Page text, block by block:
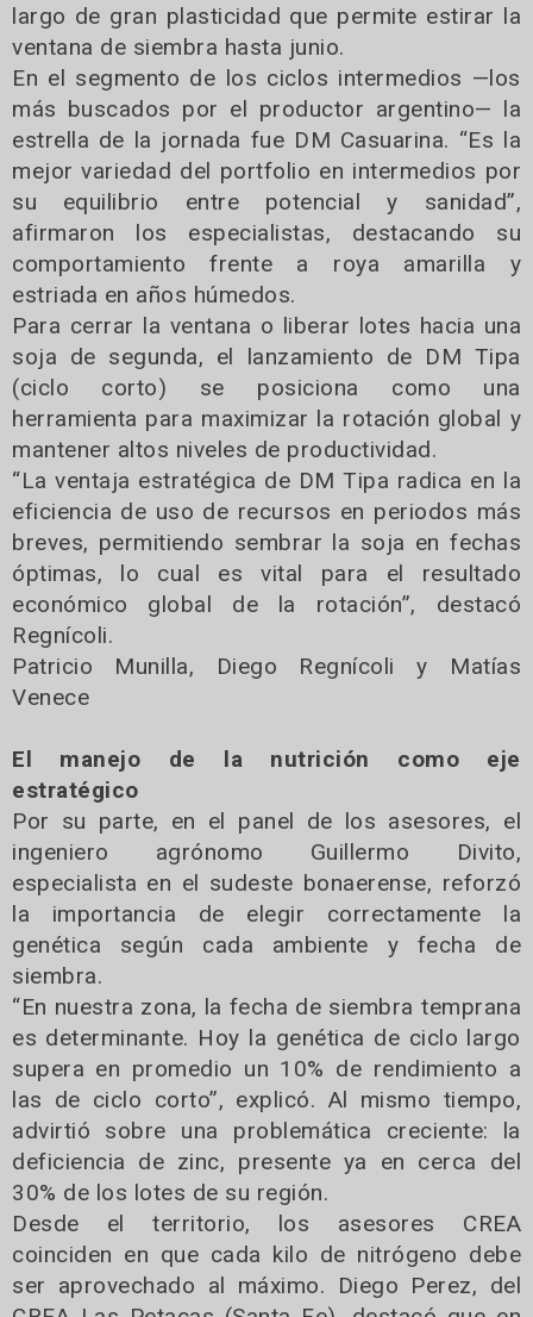
largo de gran plasticidad que permite estirar la
ventana de siembra hasta junio.
En el segmento de los ciclos intermedios —los
más buscados por el productor argentino— la
estrella de la jornada fue DM Casuarina. “Es la
mejor variedad del portfolio en intermedios por
su equilibrio entre potencial y sanidad”,
afirmaron los especialistas, destacando su
comportamiento frente a roya amarilla y
estriada en años húmedos.
Para cerrar la ventana o liberar lotes hacia una
soja de segunda, el lanzamiento de DM Tipa
(ciclo corto) se posiciona como una
herramienta para maximizar la rotación global y
mantener altos niveles de productividad.
“La ventaja estratégica de DM Tipa radica en la
eficiencia de uso de recursos en periodos más
breves, permitiendo sembrar la soja en fechas
óptimas, lo cual es vital para el resultado
económico global de la rotación”, destacó
Regnícoli.
Patricio Munilla, Diego Regnícoli y Matías
Venece
El manejo de la nutrición como eje
estratégico
Por su parte, en el panel de los asesores, el
ingeniero agrónomo Guillermo Divito,
especialista en el sudeste bonaerense, reforzó
la importancia de elegir correctamente la
genética según cada ambiente y fecha de
siembra.
“En nuestra zona, la fecha de siembra temprana
es determinante. Hoy la genética de ciclo largo
supera en promedio un 10% de rendimiento a
las de ciclo corto”, explicó. Al mismo tiempo,
advirtió sobre una problemática creciente: la
deficiencia de zinc, presente ya en cerca del
30% de los lotes de su región.
Desde el territorio, los asesores CREA
coinciden en que cada kilo de nitrógeno debe
ser aprovechado al máximo. Diego Perez, del